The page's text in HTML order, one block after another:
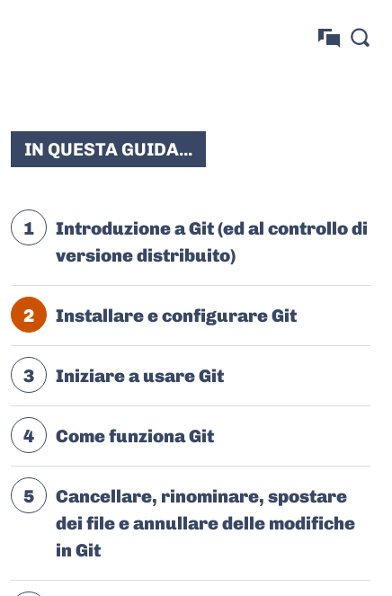
IN QUESTA GUIDA...
1
Introduzione a Git (ed al controllo di
versione distribuito)
2 Installare e configurare Git
3 Iniziare a usare Git
4 Come funziona Git
5
Cancellare, rinominare, spostare
dei file e annullare delle modifiche
in Git